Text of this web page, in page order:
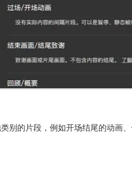
别的片段，例如开场结尾的动画